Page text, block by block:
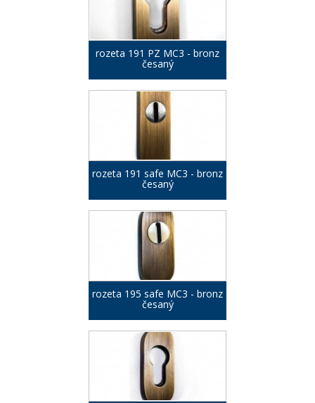
rozeta 191 PZ MC3 - bronz
česaný
rozeta 191 safe MC3 - bronz
česaný
rozeta 195 safe MC3 - bronz
česaný